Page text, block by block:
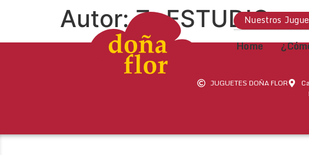
Nuestros
Home
Autor:Z+ESTUDIO
JUGUETES DOÑA FLOR